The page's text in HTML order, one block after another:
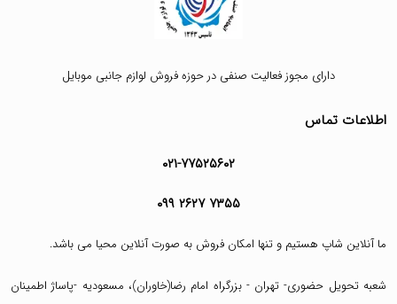
دارای مجوز فعالیت صنفی در حوزه فروش لوازم جانبی موبایل
اطلاعات تماس
۰۲۱-۷۷۵۲۵۶۰۲
۰۹۹ ۲۶۲۷ ۷۳۵۵
ما آنلاین شاپ هستیم و تنها امکان فروش به صورت آنلاین محیا می باشد.
شعبه تحویل حضوری- تهران - بزرگراه امام رضا(خاوران)، مسعودیه -پاساژ اطمینان